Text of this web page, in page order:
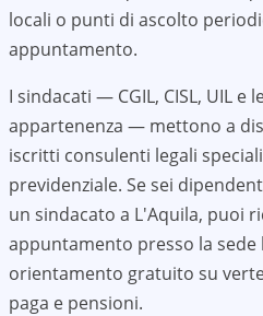
locali o punti di ascolto
appuntamento.
I sindacati — CGIL, CISL, UIL e
appartenenza — mettono a
iscritti consulenti legali
previdenziale. Se sei
un sindacato a L'Aquila, puoi
appuntamento presso la sede
orientamento gratuito su
paga e pensioni.